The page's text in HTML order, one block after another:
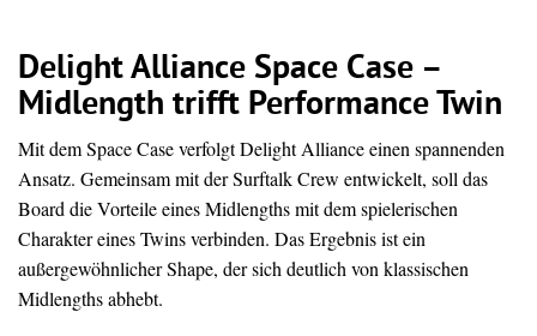
Delight Alliance Space Case –
Midlength trifft Performance Twin
Mit dem Space Case verfolgt Delight Alliance einen spannenden
Ansatz. Gemeinsam mit der Surftalk Crew entwickelt, soll das
Board die Vorteile eines Midlengths mit dem spielerischen
Charakter eines Twins verbinden. Das Ergebnis ist ein
außergewöhnlicher Shape, der sich deutlich von klassischen
Midlengths abhebt.